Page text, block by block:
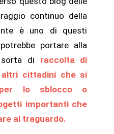
continuo della
è uno di questi
portare alla
sorta di raccolta di
cittadini che si
lo sblocco o
importanti che
al traguardo.